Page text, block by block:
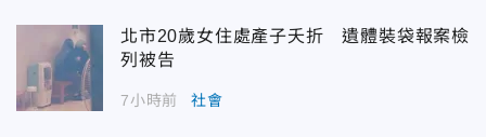
北市20歲女住處產子夭折 遺體裝袋報案檢
列被告
7小時前 社會